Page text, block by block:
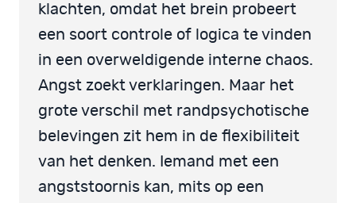
klachten, omdat het brein probeert
een soort controle of logica te vinden
in een overweldigende interne chaos.
Angst zoekt verklaringen. Maar het
grote verschil met randpsychotische
belevingen zit hem in de flexibiliteit
van het denken. Iemand met een
angststoornis kan, mits op een